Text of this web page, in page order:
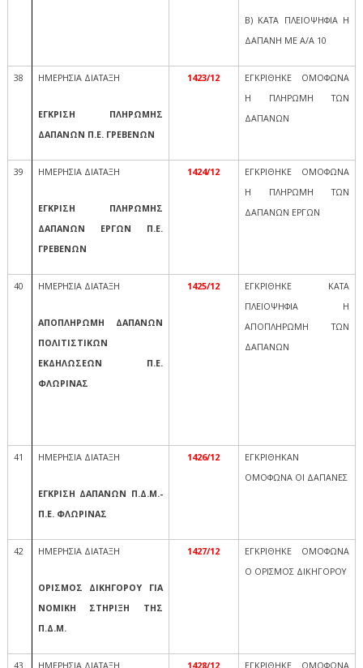
Β) ΚΑΤΑ ΠΛΕΙΟΨΗΦΙΑ Η
ΔΑΠΑΝΗ ΜΕ Α/Α 10
38 ΗΜΕΡΗΣΙΑ ΔΙΑΤΑΞΗ
ΕΓΚΡΙΣΗ ΠΛΗΡΩΜΗΣ
ΔΑΠΑΝΩΝ Π.Ε. ΓΡΕΒΕΝΩΝ
1423/12
ΕΓΚΡΙΘΗΚΕ ΟΜΟΦΩΝΑ
Η ΠΛΗΡΩΜΗ ΤΩΝ
ΔΑΠΑΝΩΝ
39 ΗΜΕΡΗΣΙΑ ΔΙΑΤΑΞΗ
ΕΓΚΡΙΣΗ ΠΛΗΡΩΜΗΣ
ΔΑΠΑΝΩΝ ΕΡΓΩΝ Π.Ε.
ΓΡΕΒΕΝΩΝ
1424/12
ΕΓΚΡΙΘΗΚΕ ΟΜΟΦΩΝΑ
Η ΠΛΗΡΩΜΗ ΤΩΝ
ΔΑΠΑΝΩΝ ΕΡΓΩΝ
40 ΗΜΕΡΗΣΙΑ ΔΙΑΤΑΞΗ
ΑΠΟΠΛΗΡΩΜΗ ΔΑΠΑΝΩΝ
ΠΟΛΙΤΙΣΤΙΚΩΝ
ΕΚΔΗΛΩΣΕΩΝ Π.Ε.
ΦΛΩΡΙΝΑΣ
1425/12
ΕΓΚΡΙΘΗΚΕ ΚΑΤΑ
ΠΛΕΙΟΨΗΦΙΑ Η
ΑΠΟΠΛΗΡΩΜΗ ΤΩΝ
ΔΑΠΑΝΩΝ
41 ΗΜΕΡΗΣΙΑ ΔΙΑΤΑΞΗ
ΕΓΚΡΙΣΗ ΔΑΠΑΝΩΝ Π.Δ.Μ.-
Π.Ε. ΦΛΩΡΙΝΑΣ
1426/12
ΕΓΚΡΙΘΗΚΑΝ
ΟΜΟΦΩΝΑ ΟΙ ΔΑΠΑΝΕΣ
42 ΗΜΕΡΗΣΙΑ ΔΙΑΤΑΞΗ
ΟΡΙΣΜΟΣ ΔΙΚΗΓΟΡΟΥ ΓΙΑ
ΝΟΜΙΚΗ ΣΤΗΡΙΞΗ ΤΗΣ
Π.Δ.Μ.
1427/12
ΕΓΚΡΙΘΗΚΕ ΟΜΟΦΩΝΑ
Ο ΟΡΙΣΜΟΣ ΔΙΚΗΓΟΡΟΥ
43 ΗΜΕΡΗΣΙΑ ΔΙΑΤΑΞΗ 1428/12
ΕΓΚΡΙΘΗΚΕ ΟΜΟΦΩΝΑ